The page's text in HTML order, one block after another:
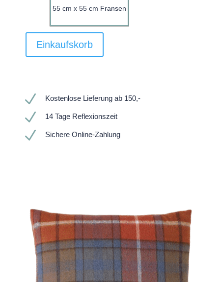
55 cm x 55 cm Fransen
Einkaufskorb
N Kostenlose Lieferung ab 150,-
N 14 Tage Reflexionszeit
N Sichere Online-Zahlung